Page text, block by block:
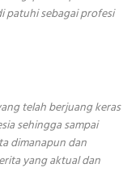
patuhi sebagai profesi
telah berjuang keras
sehingga sampai
dimanapun dan
yang aktual dan